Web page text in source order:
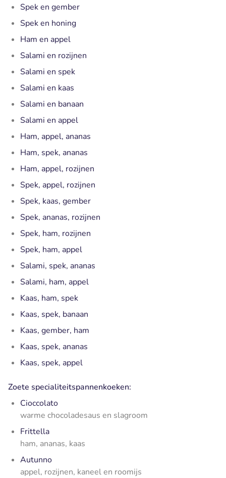
Spek en gember
Spek en honing
Ham en appel
Salami en rozijnen
Salami en spek
Salami en kaas
Salami en banaan
Salami en appel
Ham, appel, ananas
Ham, spek, ananas
Ham, appel, rozijnen
Spek, appel, rozijnen
Spek, kaas, gember
Spek, ananas, rozijnen
Spek, ham, rozijnen
Spek, ham, appel
Salami, spek, ananas
Salami, ham, appel
Kaas, ham, spek
Kaas, spek, banaan
Kaas, gember, ham
Kaas, spek, ananas
Kaas, spek, appel
Zoete specialiteitspannenkoeken:
Cioccolato
warme chocoladesaus en slagroom
Frittella
ham, ananas, kaas
Autunno
appel, rozijnen, kaneel en roomijs